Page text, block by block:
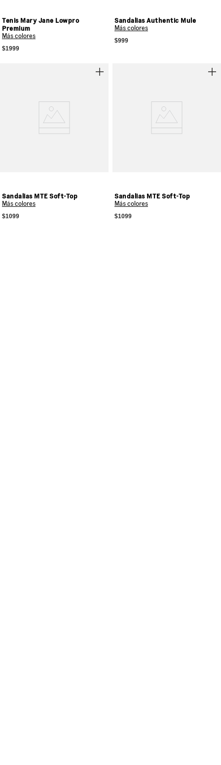
Tenis Mary Jane Lowpro
Premium
Más colores
$1999
Sandalias Authentic Mule
Más colores
$999
Sandalias MTE Soft-Top
Más colores
$1099
Sandalias MTE Soft-Top
Más colores
$1099